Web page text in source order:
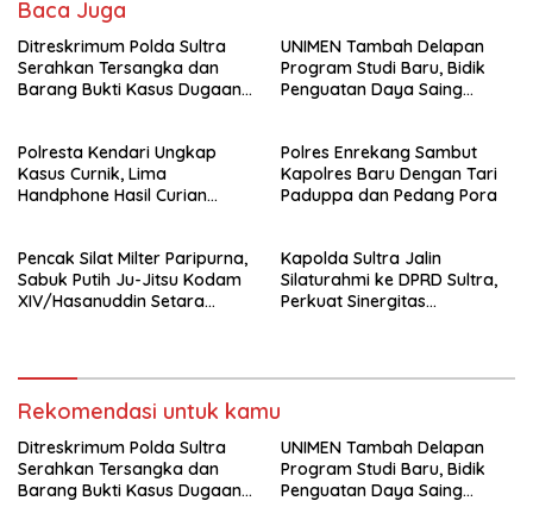
Baca Juga
Ditreskrimum Polda Sultra
Serahkan Tersangka dan
Barang Bukti Kasus Dugaan
Kejaksaan
UNIMEN Tambah Delapan
Program Studi Baru, Bidik
Penguatan Daya Saing
Polresta Kendari Ungkap
Kasus Curnik, Lima
Handphone Hasil Curian
Polres Enrekang Sambut
Kapolres Baru Dengan Tari
Paduppa dan Pedang Pora
Pencak Silat Milter Paripurna,
Sabuk Putih Ju-Jitsu Kodam
XIV/Hasanuddin Setara
Kapolda Sultra Jalin
Silaturahmi ke DPRD Sultra,
Perkuat Sinergitas
Rekomendasi untuk kamu
Ditreskrimum Polda Sultra
Serahkan Tersangka dan
Barang Bukti Kasus Dugaan
UNIMEN Tambah Delapan
Program Studi Baru, Bidik
Penguatan Daya Saing